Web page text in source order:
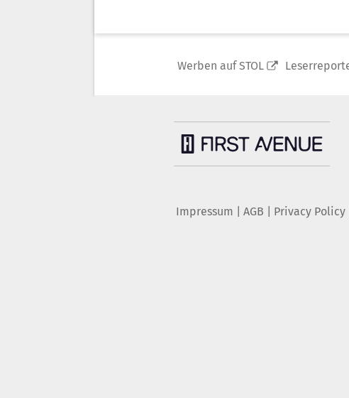
Werben auf STOL
Impressum AGB Privacy Policy|